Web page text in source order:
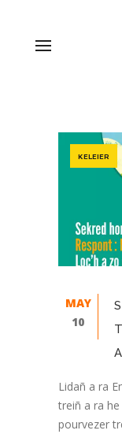
KELEIER
MAY
10
Lidañ a ra
treiñ a ra
pourvezer